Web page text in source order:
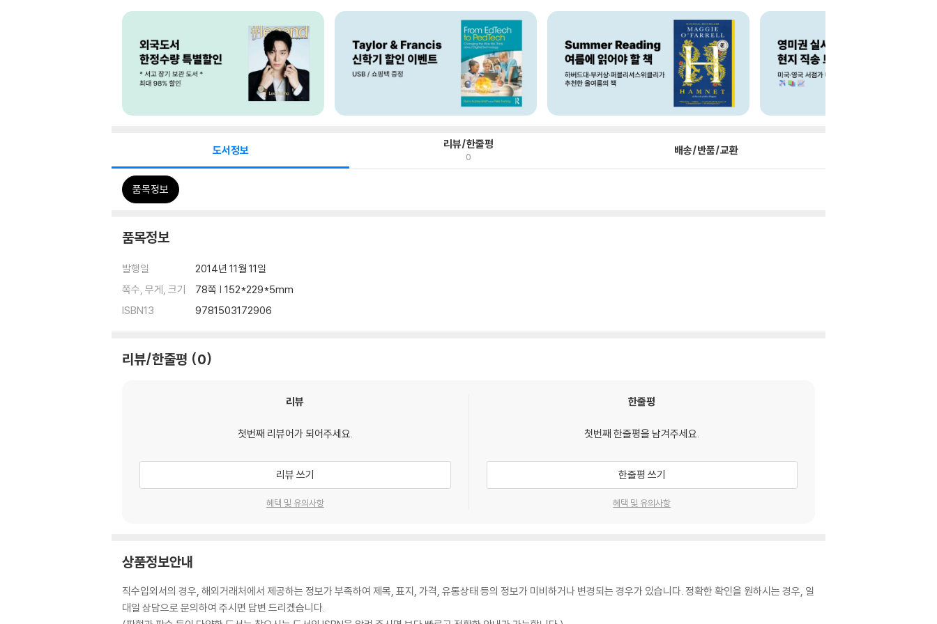
도서정보 리뷰/한줄평
0 배송/반품/교환
품목정보
품목정보
발행일
2014년 11월 11일
쪽수, 무게, 크기
78쪽 | 152*229*5mm
ISBN13
9781503172906
리뷰/한줄평 0
리뷰
첫번째 리뷰어가 되어주세요.
리뷰 쓰기
혜택 및 유의사항
한줄평
첫번째 한줄평을 남겨주세요.
한줄평 쓰기
혜택 및 유의사항
상품정보안내
직수입외서의 경우, 해외거래처에서 제공하는 정보가 부족하여 제목, 표지, 가격, 유통상태 등의 정보가 미비하거나 변경되는 경우가 있습니다. 정확한 확인을 원하시는 경우, 일
대일 상담으로 문의하여 주시면 답변 드리겠습니다.